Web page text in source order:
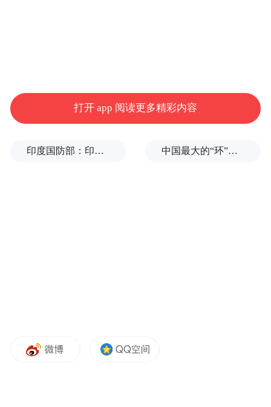
红魔通过实验室自研转译引擎，突破了手机
与 PC 系统的指令壁垒，手机自带 PC 模拟器
且支持 Steam 互通，玩家扫码登录 Steam 账
打开 app 阅读更多精彩内容
印度国防部：印度成功试射“烈火-4”中程弹道导弹，可携带常规弹头和核弹头 中国最大的“环”，要来了